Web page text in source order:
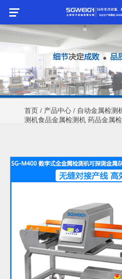
首页 / 产品中心 / 自动金属检测
测机食品金属检测机 药品金属